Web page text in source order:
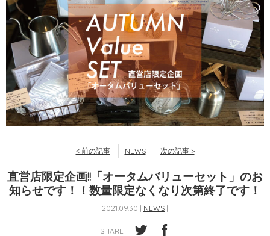
< 前の記事 NEWS 次の記事 >
直営店限定企画!!「オータムバリューセット」のお
知らせです！！数量限定なくなり次第終了です！
2021.09.30 | NEWS |
SHARE